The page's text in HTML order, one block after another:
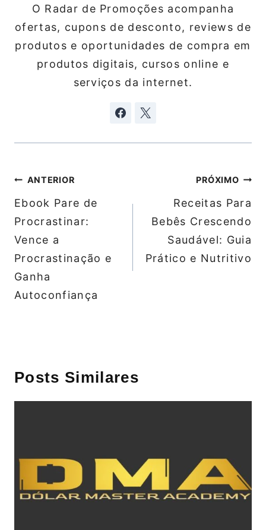
O Radar de Promoções acompanha
ofertas, cupons de desconto, reviews de
produtos e oportunidades de compra em
produtos digitais, cursos online e
serviços da internet.
Navegação
de
Post
ANTERIOR
Ebook Pare de
Procrastinar:
Vence a
Procrastinação e
Ganha
Autoconfiança
PRÓXIMO
Receitas Para
Bebês Crescendo
Saudável: Guia
Prático e Nutritivo
Posts Similares